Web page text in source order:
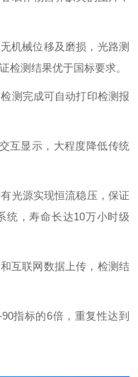
机械位移及磨损，光路测
检测结果优于国标要求。
测完成可自动打印检测报
互显示，大程度降低传统
光源实现恒流稳压，保证
统，寿命长达10万小时级
互联网数据上传，检测结
指标的6倍，重复性达到